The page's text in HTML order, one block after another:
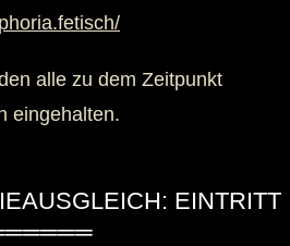
alle zu dem Zeitpunkt
eingehalten.
EINTRITT